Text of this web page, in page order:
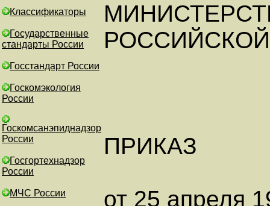
Классификаторы
Государственные
стандарты России
Госстандарт России
Госкомэкология
России
Госкомсанэпиднадзор
России
Госгортехнадзор
России
МЧС России
ПРИКАЗ
от 25 апреля